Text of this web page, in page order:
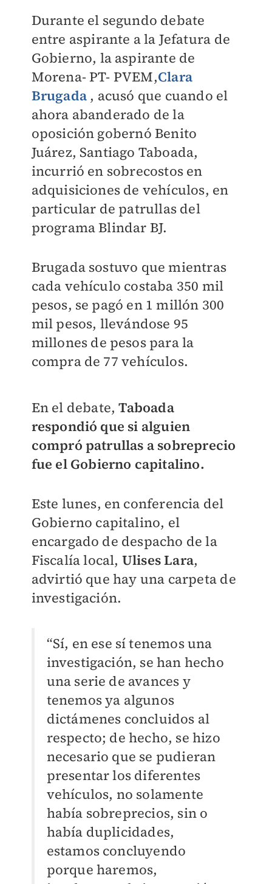
Durante el segundo debate
entre aspirante a la Jefatura de
Gobierno, la aspirante de
Morena- PT- PVEM,Clara
Brugada , acusó que cuando el
ahora abanderado de la
oposición gobernó Benito
Juárez, Santiago Taboada,
incurrió en sobrecostos en
adquisiciones de vehículos, en
particular de patrullas del
programa Blindar BJ.
Brugada sostuvo que mientras
cada vehículo costaba 350 mil
pesos, se pagó en 1 millón 300
mil pesos, llevándose 95
millones de pesos para la
compra de 77 vehículos.
En el debate,Taboada
respondió que si alguien
compró patrullas a sobreprecio
fue el Gobierno capitalino.
Este lunes, en conferencia del
Gobierno capitalino, el
encargado de despacho de la
Fiscalía local, Ulises Lara,
advirtió que hay una carpeta de
investigación.
“Sí, en ese sí tenemos una
investigación, se han hecho
una serie de avances y
tenemos ya algunos
dictámenes concluidos al
respecto; de hecho, se hizo
necesario que se pudieran
presentar los diferentes
vehículos, no solamente
había sobreprecios, sin o
había duplicidades,
estamos concluyendo
porque haremos,